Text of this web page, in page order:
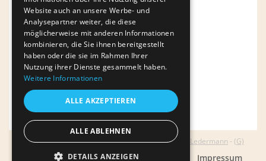
« zur Übersicht
© 2026AGENTUR LEDERMANN(G)- Autor:Norbert Ledermann - (G)
Home Links Kontakt Impressum
Website auch an unsere Werbe- und
Analysepartner weiter, die diese
möglicherweise mit anderen Informationen
kombinieren, die Sie ihnen bereitgestellt
haben oder die sie im Rahmen Ihrer
Nutzung ihrer Dienste gesammelt haben.
Weitere Informationen
ALLE AKZEPTIEREN
ALLE ABLEHNEN
DETAILS ANZEIGEN